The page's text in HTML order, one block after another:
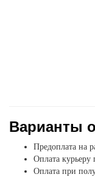
Варианты
Предоплата на
Оплата курьеру
Оплата при